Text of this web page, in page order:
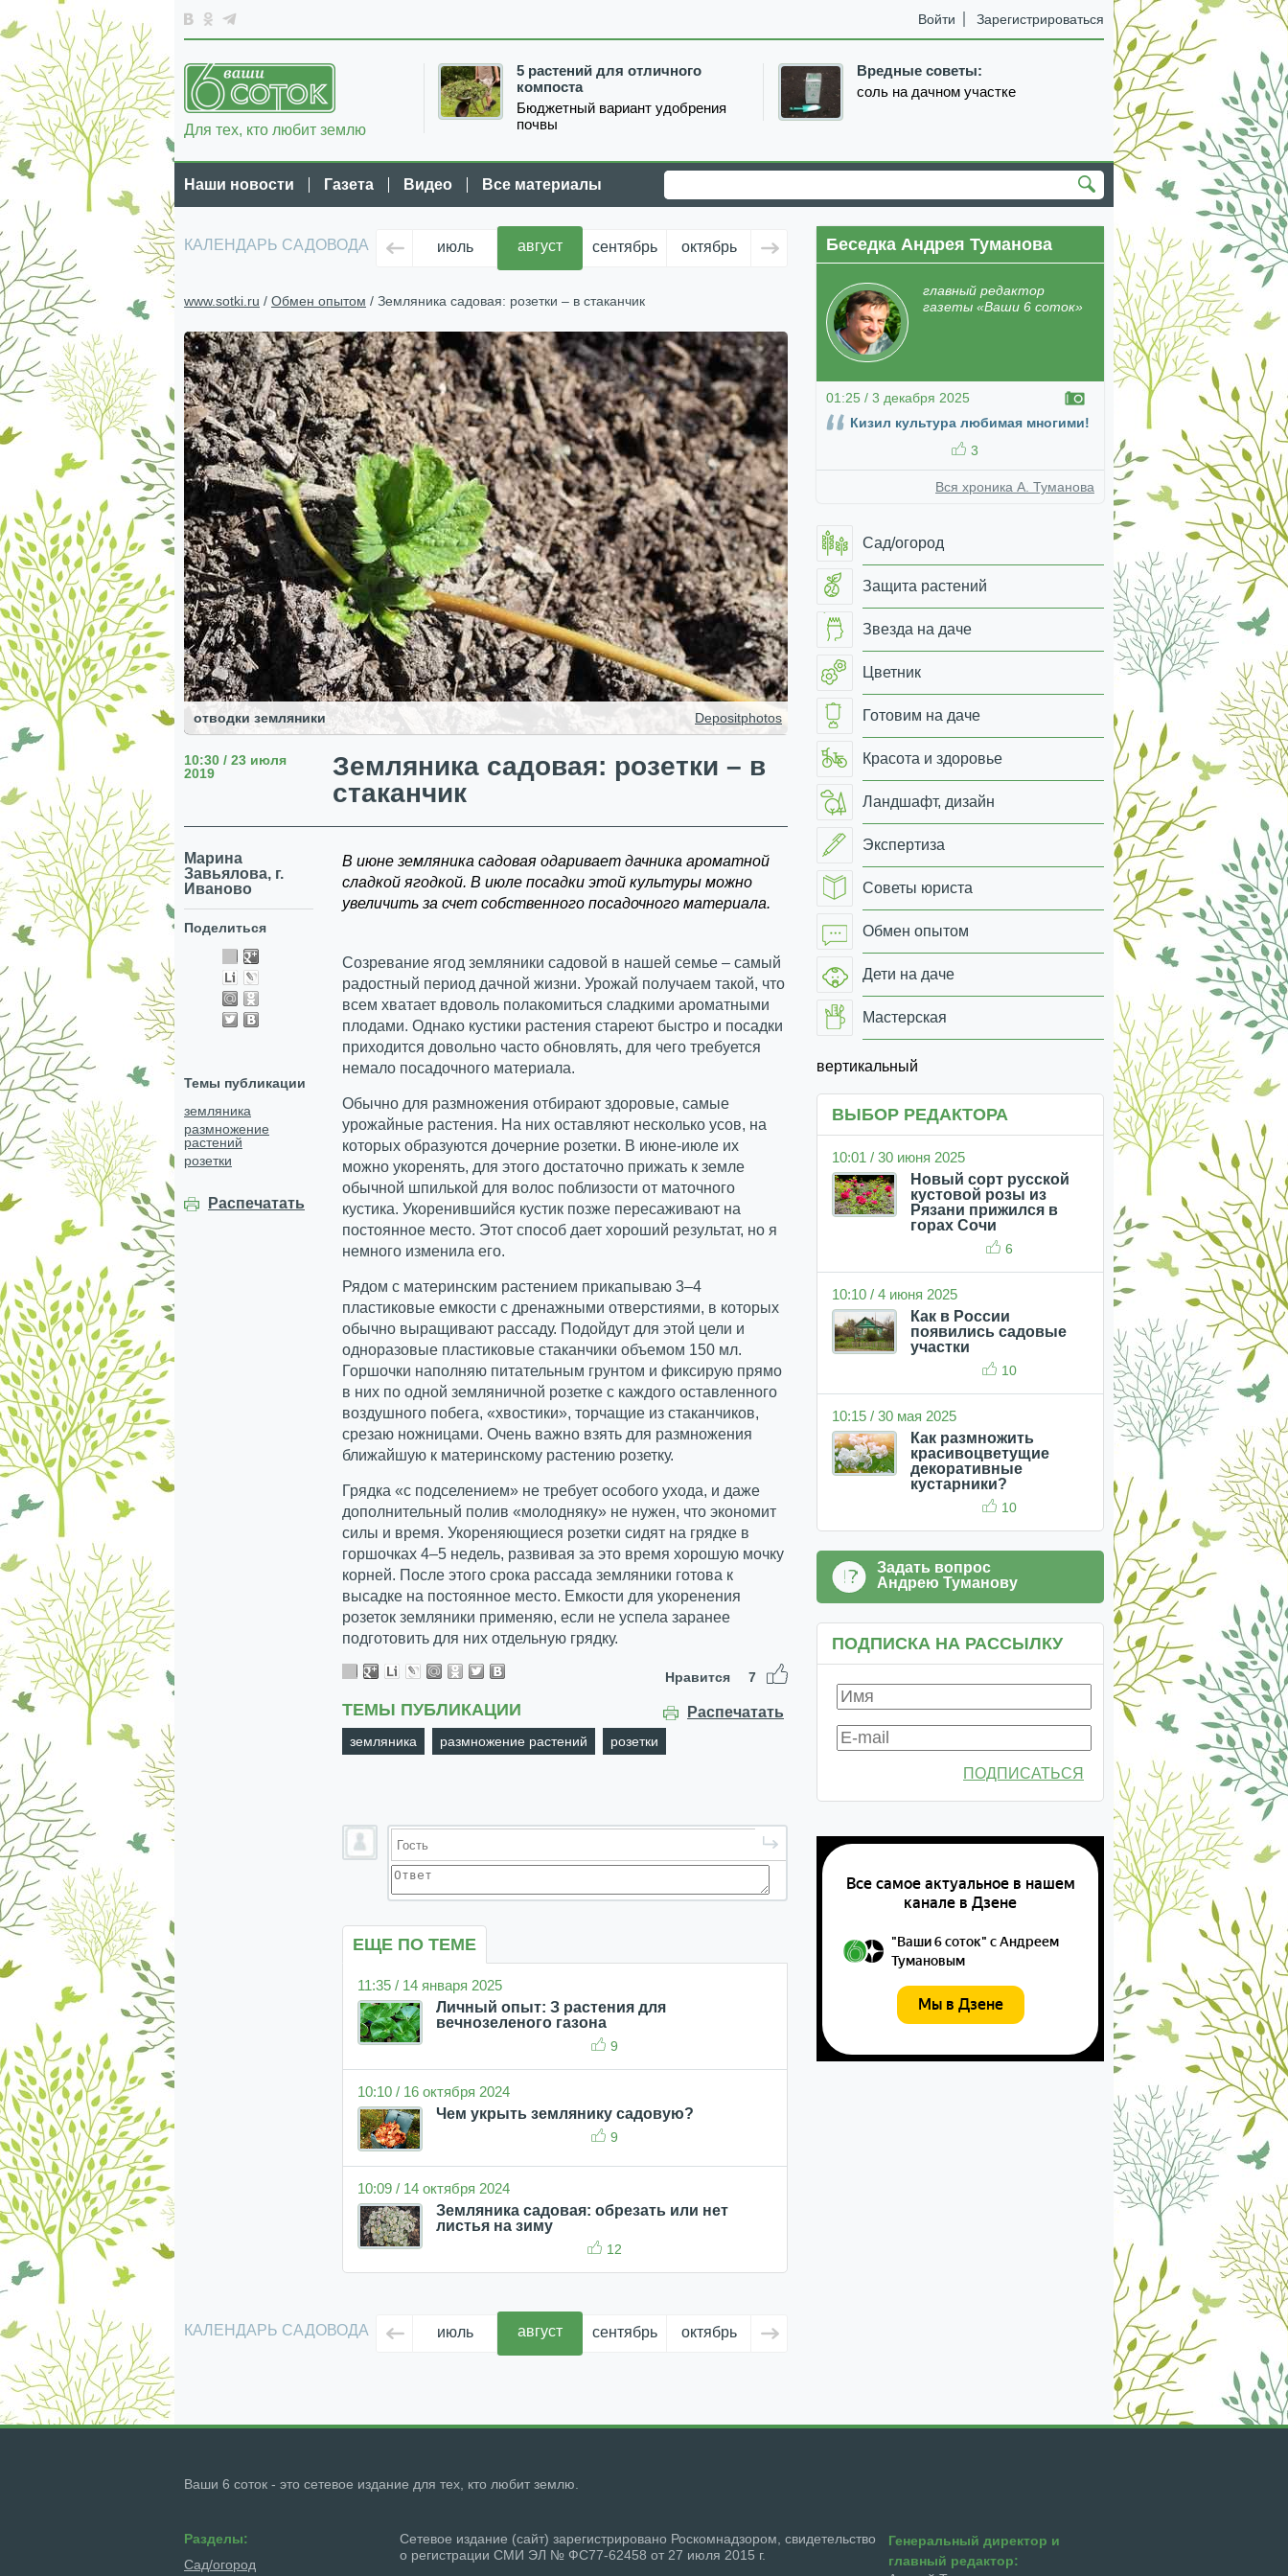
Войти Зарегистрироваться
5 растений для отличного
компоста
Бюджетный вариант удобрения
почвы
Вредные советы:
соль на дачном участке
Для тех, кто любит землю
Наши новости Газета Видео Все материалы
КАЛЕНДАРЬ САДОВОДА июль август сентябрь октябрь ноябрь декабрь январь февраль март апрель
www.sotki.ru / Обмен опытом / Земляника садовая: розетки – в стаканчик
Depositphotos
отводки земляники
10:30 / 23 июля
2019
Земляника садовая: розетки – в
стаканчик
Марина
Завьялова, г.
Иваново
Поделиться
Темы публикации
земляника
размножение
растений
розетки
Распечатать
В июне земляника садовая одаривает дачника ароматной
сладкой ягодкой. В июле посадки этой культуры можно
увеличить за счет собственного посадочного материала.
Созревание ягод земляники садовой в нашей семье – самый
радостный период дачной жизни. Урожай получаем такой, что
всем хватает вдоволь полакомиться сладкими ароматными
плодами. Однако кустики растения стареют быстро и посадки
приходится довольно часто обновлять, для чего требуется
немало посадочного материала.
Обычно для размножения отбирают здоровые, самые
урожайные растения. На них оставляют несколько усов, на
которых образуются дочерние розетки. В июне-июле их
можно укоренять, для этого достаточно прижать к земле
обычной шпилькой для волос поблизости от маточного
кустика. Укоренившийся кустик позже пересаживают на
постоянное место. Этот способ дает хороший результат, но я
немного изменила его.
Рядом с материнским растением прикапываю 3–4
пластиковые емкости с дренажными отверстиями, в которых
обычно выращивают рассаду. Подойдут для этой цели и
одноразовые пластиковые стаканчики объемом 150 мл.
Горшочки наполняю питательным грунтом и фиксирую прямо
в них по одной земляничной розетке с каждого оставленного
воздушного побега, «хвостики», торчащие из стаканчиков,
срезаю ножницами. Очень важно взять для размножения
ближайшую к материнскому растению розетку.
Грядка «с подселением» не требует особого ухода, и даже
дополнительный полив «молодняку» не нужен, что экономит
силы и время. Укореняющиеся розетки сидят на грядке в
горшочках 4–5 недель, развивая за это время хорошую мочку
корней. После этого срока рассада земляники готова к
высадке на постоянное место. Емкости для укоренения
розеток земляники применяю, если не успела заранее
подготовить для них отдельную грядку.
Нравится 7
Распечатать
ТЕМЫ ПУБЛИКАЦИИ
земляника размножение растений розетки
ЕЩЕ ПО ТЕМЕ
11:35 / 14 января 2025
Личный опыт: З растения для
вечнозеленого газона
9
10:10 / 16 октября 2024
Чем укрыть землянику садовую?
9
10:09 / 14 октября 2024
Земляника садовая: обрезать или нет
листья на зиму
12
КАЛЕНДАРЬ САДОВОДА июль август сентябрь октябрь ноябрь март апрель
Беседка Андрея Туманова
главный редактор
газеты «Ваши 6 соток»
01:25 / 3 декабря 2025
Кизил культура любимая многими!
3
Вся хроника А. Туманова
Сад/огород
Защита растений
Звезда на даче
Цветник
Готовим на даче
Красота и здоровье
Ландшафт, дизайн
Экспертиза
Советы юриста
Обмен опытом
Дети на даче
Мастерская
вертикальный
ВЫБОР РЕДАКТОРА
10:01 / 30 июня 2025
Новый сорт русской
кустовой розы из
Рязани прижился в
горах Сочи
6
10:10 / 4 июня 2025
Как в России
появились садовые
участки
10
10:15 / 30 мая 2025
Как размножить
красивоцветущие
декоративные
кустарники?
10
Задать вопрос
Андрею Туманову
ПОДПИСКА НА РАССЫЛКУ
ПОДПИСАТЬСЯ
Ваши 6 соток - это сетевое издание для тех, кто любит землю.
Разделы:
Сад/огород
Сетевое издание (сайт) зарегистрировано Роскомнадзором, свидетельство
о регистрации СМИ ЭЛ № ФС77-62458 от 27 июля 2015 г.
Генеральный директор и
главный редактор: